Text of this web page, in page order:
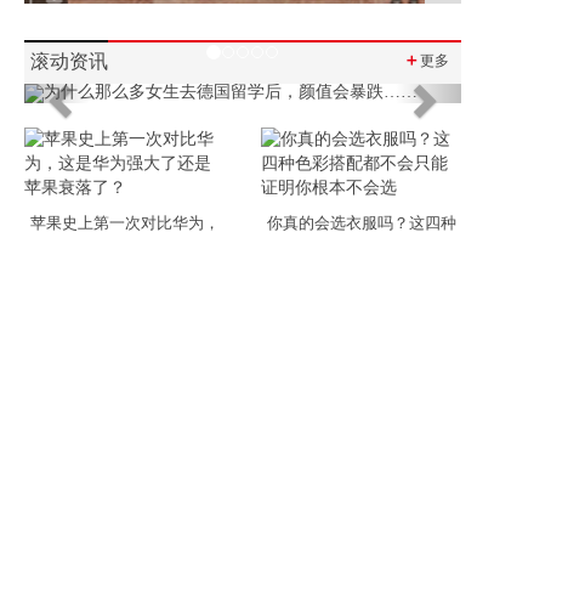
滚动资讯 ＋更多
Previous Next
苹果史上第一次对比华为， 你真的会选衣服吗？这四种